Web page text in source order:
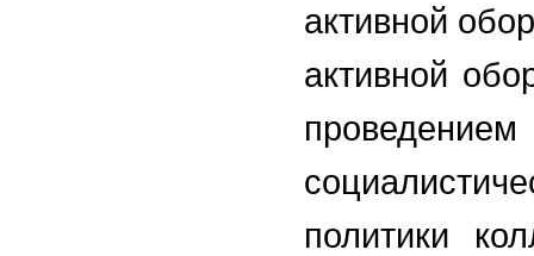
активной
активной
политики